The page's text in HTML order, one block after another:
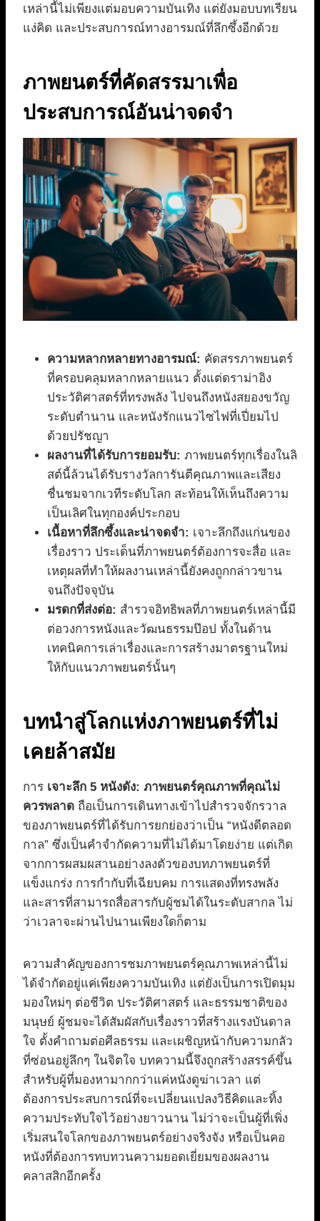
เหล่านี้ไม่เพียงแต่มอบความบันเทิง แต่ยังมอบบทเรียน
แง่คิด และประสบการณ์ทางอารมณ์ที่ลึกซึ้งอีกด้วย
ภาพยนตร์ที่คัดสรรมาเพื่อ
ประสบการณ์อันน่าจดจำ
ความหลากหลายทางอารมณ์: คัดสรรภาพยนตร์
ที่ครอบคลุมหลากหลายแนว ตั้งแต่ดราม่าอิง
ประวัติศาสตร์ที่ทรงพลัง ไปจนถึงหนังสยองขวัญ
ระดับตำนาน และหนังรักแนวไซไฟที่เปี่ยมไป
ด้วยปรัชญา
ผลงานที่ได้รับการยอมรับ: ภาพยนตร์ทุกเรื่องในลิ
สต์นี้ล้วนได้รับรางวัลการันตีคุณภาพและเสียง
ชื่นชมจากเวทีระดับโลก สะท้อนให้เห็นถึงความ
เป็นเลิศในทุกองค์ประกอบ
เนื้อหาที่ลึกซึ้งและน่าจดจำ: เจาะลึกถึงแก่นของ
เรื่องราว ประเด็นที่ภาพยนตร์ต้องการจะสื่อ และ
เหตุผลที่ทำให้ผลงานเหล่านี้ยังคงถูกกล่าวขาน
จนถึงปัจจุบัน
มรดกที่ส่งต่อ: สำรวจอิทธิพลที่ภาพยนตร์เหล่านี้มี
ต่อวงการหนังและวัฒนธรรมป๊อป ทั้งในด้าน
เทคนิคการเล่าเรื่องและการสร้างมาตรฐานใหม่
ให้กับแนวภาพยนตร์นั้นๆ
บทนำสู่โลกแห่งภาพยนตร์ที่ไม่
เคยล้าสมัย
การ เจาะลึก 5 หนังดัง: ภาพยนตร์คุณภาพที่คุณไม่
ควรพลาด ถือเป็นการเดินทางเข้าไปสำรวจจักรวาล
ของภาพยนตร์ที่ได้รับการยกย่องว่าเป็น “หนังดีตลอด
กาล” ซึ่งเป็นคำจำกัดความที่ไม่ได้มาโดยง่าย แต่เกิด
จากการผสมผสานอย่างลงตัวของบทภาพยนตร์ที่
แข็งแกร่ง การกำกับที่เฉียบคม การแสดงที่ทรงพลัง
และสารที่สามารถสื่อสารกับผู้ชมได้ในระดับสากล ไม่
ว่าเวลาจะผ่านไปนานเพียงใดก็ตาม
ความสำคัญของการชมภาพยนตร์คุณภาพเหล่านี้ไม่
ได้จำกัดอยู่แค่เพียงความบันเทิง แต่ยังเป็นการเปิดมุม
มองใหม่ๆ ต่อชีวิต ประวัติศาสตร์ และธรรมชาติของ
มนุษย์ ผู้ชมจะได้สัมผัสกับเรื่องราวที่สร้างแรงบันดาล
ใจ ตั้งคำถามต่อศีลธรรม และเผชิญหน้ากับความกลัว
ที่ซ่อนอยู่ลึกๆ ในจิตใจ บทความนี้จึงถูกสร้างสรรค์ขึ้น
สำหรับผู้ที่มองหามากกว่าแค่หนังดูฆ่าเวลา แต่
ต้องการประสบการณ์ที่จะเปลี่ยนแปลงวิธีคิดและทิ้ง
ความประทับใจไว้อย่างยาวนาน ไม่ว่าจะเป็นผู้ที่เพิ่ง
เริ่มสนใจโลกของภาพยนตร์อย่างจริงจัง หรือเป็นคอ
หนังที่ต้องการทบทวนความยอดเยี่ยมของผลงาน
คลาสสิกอีกครั้ง